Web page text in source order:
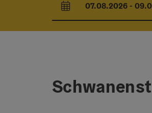
An- und Abreisefelder
07.08.2026-